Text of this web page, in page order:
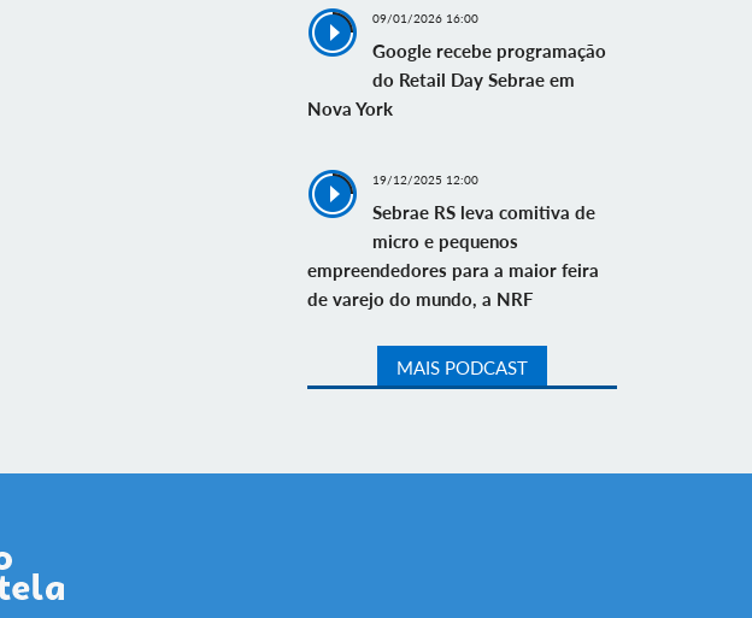
09/01/2026 16:00
Google recebe programação
do Retail Day Sebrae em
Nova York
19/12/2025 12:00
Sebrae RS leva comitiva de
micro e pequenos
empreendedores para a maior feira
de varejo do mundo, a NRF
MAIS PODCAST